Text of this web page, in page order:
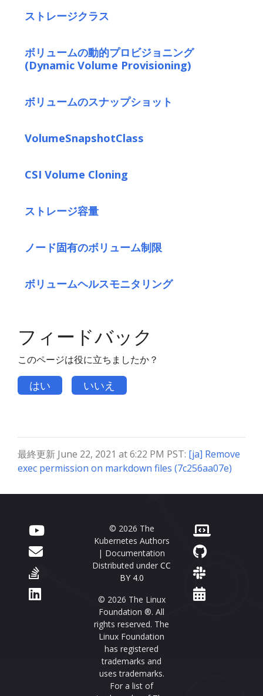
ストレージクラス
ボリュームの動的プロビジョニング
(Dynamic Volume Provisioning)
ボリュームのスナップショット
VolumeSnapshotClass
CSI Volume Cloning
ストレージ容量
ノード固有のボリューム制限
ボリュームヘルスモニタリング
フィードバック
このページは役に立ちましたか？
はい いいえ
最終更新 June 22, 2021 at 6:22 PM PST: [ja] Remove
exec permission on markdown files (7c256aa07e)
© 2026 The
Kubernetes Authors
| Documentation
Distributed under CC
BY 4.0
© 2026 The Linux
Foundation ®. All
rights reserved. The
Linux Foundation
has registered
trademarks and
uses trademarks.
For a list of